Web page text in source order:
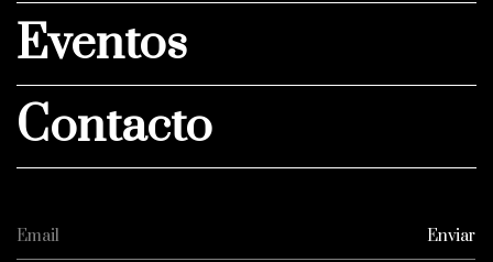
Eventos
Contacto